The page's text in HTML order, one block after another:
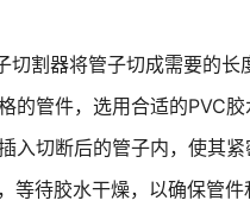
割器将管子切成需要的长
管件，选用合适的PVC胶
切断后的管子内，使其紧
待胶水干燥，以确保管件